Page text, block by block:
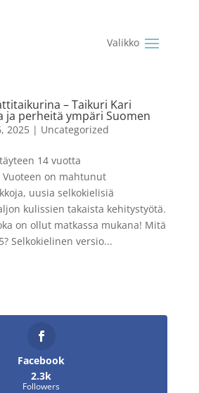
– Taikuri Kari
ja perheitä ympäri Suomen
2025| Uncategorized
14 vuotta
on mahtunut
uusia selkokielisiä
kulissien takaista kehitystyötä.
on ollut matkassa mukana! Mitä
Selkokielinen versio...
Facebook
2.3k
Followers